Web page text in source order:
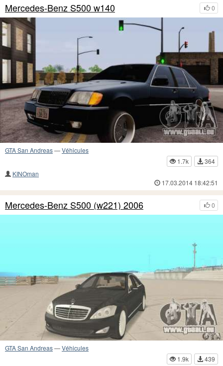
0
Mercedes-Benz S500 w140
GTA San Andreas—Véhicules
1.7k
364
KINOman
17.03.2014 18:42:51
0
Mercedes-Benz S500 (w221) 2006
GTA San Andreas—Véhicules
1.9k
439